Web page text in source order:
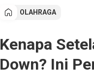
OLAHRAGA
Kenapa
Down? Ini